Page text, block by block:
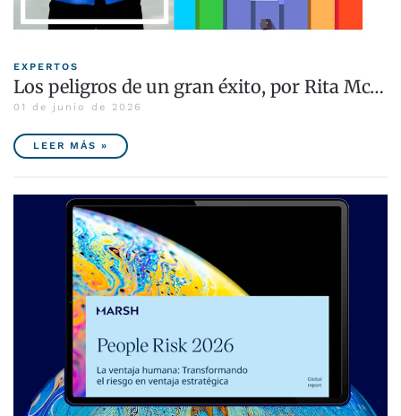
EXPERTOS
Los peligros de un gran éxito, por Rita Mc…
01 de junio de 2026
LEER MÁS »